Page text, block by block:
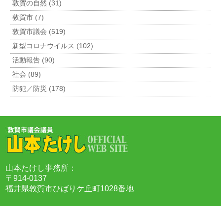
敦賀の自然 (31)
敦賀市 (7)
敦賀市議会 (519)
新型コロナウイルス (102)
活動報告 (90)
社会 (89)
防犯／防災 (178)
山本たけし事務所：
〒914-0137
福井県敦賀市ひばりケ丘町1028番地